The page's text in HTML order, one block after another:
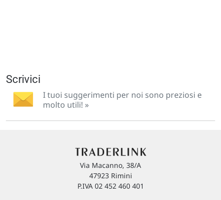
Scrivici
I tuoi suggerimenti per noi sono preziosi e
molto utili! »
Via Macanno, 38/A
47923 Rimini
P.IVA 02 452 460 401